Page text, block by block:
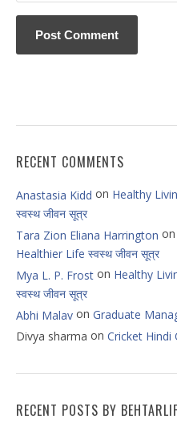
RECENT COMMENTS
Anastasia Kidd on Healthy
स्वस्थ जीवन सूत्र
Tara Zion Eliana Harrington on
Healthier Life स्वस्थ जीवन सूत्र
Mya L. P. Frost on Healthy
स्वस्थ जीवन सूत्र
Abhi Malav on Graduate
Divya sharma on Cricket Hindi
RECENT POSTS BY